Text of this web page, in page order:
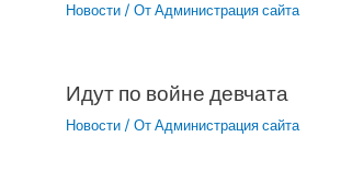
Новости / От Администрация сайта
Идут по войне девчата
Новости / От Администрация сайта